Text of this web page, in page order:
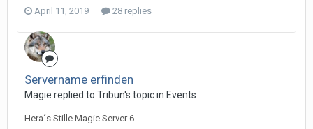
April 11, 2019 28 replies
Servername erfinden
Magie replied to Tribun's topic in Events
Hera´s Stille Magie Server 6